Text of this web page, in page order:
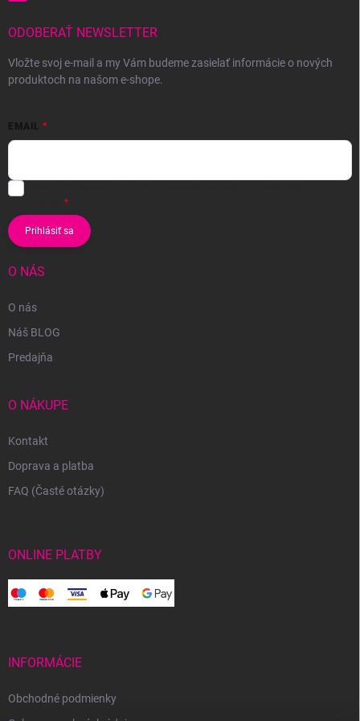
ODOBERAŤ NEWSLETTER
Vložte svoj e-mail a my Vám budeme zasielať informácie o nových
produktoch na našom e-shope.
EMAIL
Prihlásiť sa
O NÁS
O nás
Náš BLOG
Predajňa
O NÁKUPE
Kontakt
Doprava a platba
FAQ (Časté otázky)
ONLINE PLATBY
INFORMÁCIE
Obchodné podmienky